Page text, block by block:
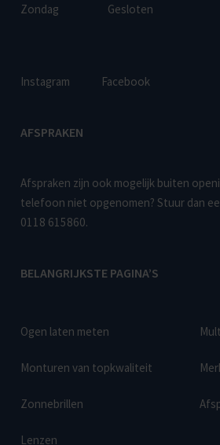
Zondag
Gesloten
Instagram Facebook
AFSPRAKEN
Afspraken zijn ook mogelijk buiten
telefoon niet opgenomen? Stuur dan
0118 615860.
BELANGRIJKSTE PAGINA’S
Ogen laten meten
Monturen van topkwaliteit
Zonnebrillen
Lenzen